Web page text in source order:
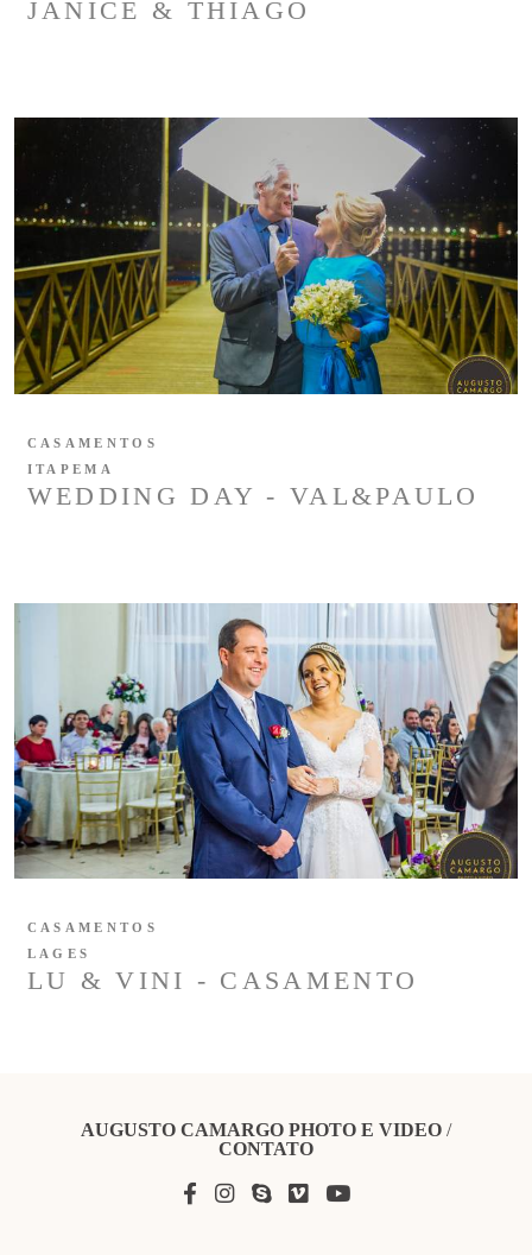
JANICE & THIAGO
WEDDING DAY - VAL&PAULO
CASAMENTOS
ITAPEMA
LU & VINI - CASAMENTO
CASAMENTOS
LAGES
AUGUSTO CAMARGO PHOTO E VIDEO /
CONTATO